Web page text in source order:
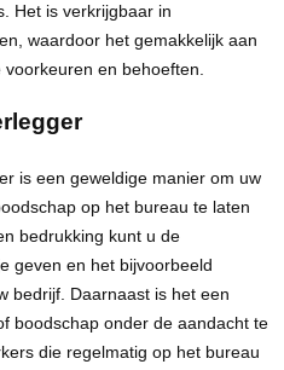
Het is verkrijgbaar in
waardoor het gemakkelijk aan
en behoeften.
is een geweldige manier om uw
op het bureau te laten
bedrukking kunt u de
geven en het bijvoorbeeld
bedrijf. Daarnaast is het een
boodschap onder de aandacht te
die regelmatig op het bureau